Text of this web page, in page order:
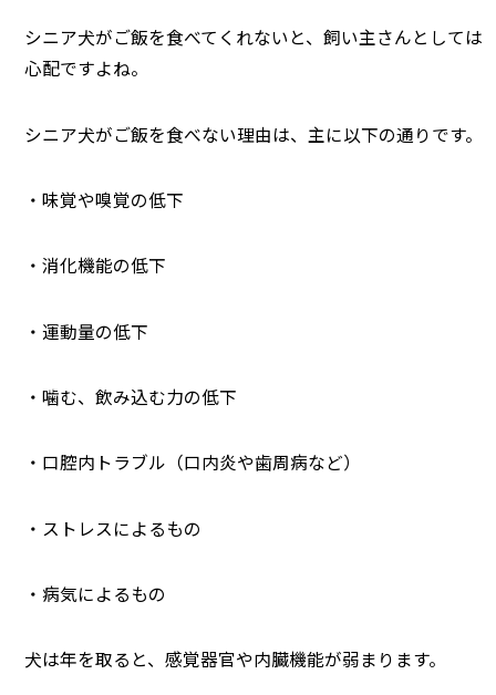
シニア犬がご飯を食べてくれないと、飼い主さんとしては
心配ですよね。
シニア犬がご飯を食べない理由は、主に以下の通りです。
・味覚や嗅覚の低下
・消化機能の低下
・運動量の低下
・噛む、飲み込む力の低下
・口腔内トラブル（口内炎や歯周病など）
・ストレスによるもの
・病気によるもの
犬は年を取ると、感覚器官や内臓機能が弱まります。